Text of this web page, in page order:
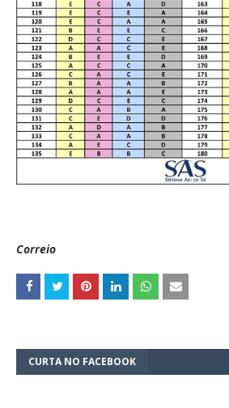
Correio
CURTA NO FACEBOOK